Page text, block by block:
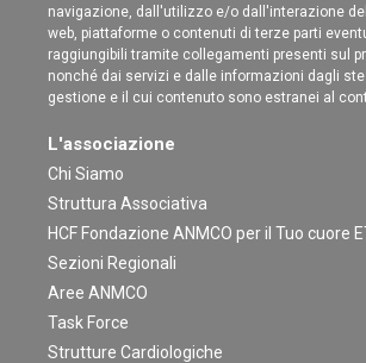
navigazione, dall'utilizzo e/o dall'interazione
web, piattaforme o contenuti di terze parti
raggiungibili tramite collegamenti presenti sul
nonché dai servizi e dalle informazioni dagli
gestione e il cui contenuto sono estranei al
L'associazione
Chi Siamo
Struttura Associativa
HCF Fondazione ANMCO per il Tuo cuore
Sezioni Regionali
Aree ANMCO
Task Force
Strutture Cardiologiche